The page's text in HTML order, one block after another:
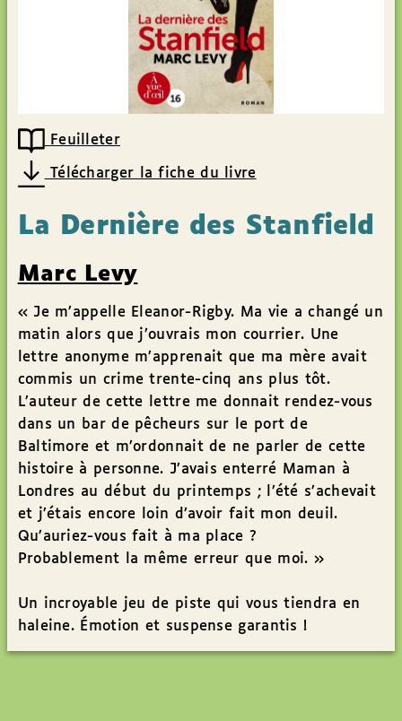
Feuilleter
Télécharger la fiche du livre
La Dernière des Stanfield
Marc Levy
« Je m’appelle Eleanor-Rigby. Ma vie a changé un
matin alors que j’ouvrais mon courrier. Une
lettre anonyme m’apprenait que ma mère avait
commis un crime trente-cinq ans plus tôt.
L’auteur de cette lettre me donnait rendez-vous
dans un bar de pêcheurs sur le port de
Baltimore et m’ordonnait de ne parler de cette
histoire à personne. J’avais enterré Maman à
Londres au début du printemps ; l’été s’achevait
et j’étais encore loin d’avoir fait mon deuil.
Qu’auriez-vous fait à ma place ?
Probablement la même erreur que moi. »
Un incroyable jeu de piste qui vous tiendra en
haleine. Émotion et suspense garantis !